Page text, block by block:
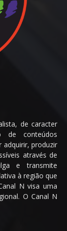
de caracter
de conteúdos
adquirir, produzir
através de
e transmite
à região que
N visa uma
O Canal N